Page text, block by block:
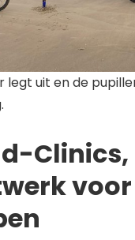
legt uit en de
Clinics,
voor